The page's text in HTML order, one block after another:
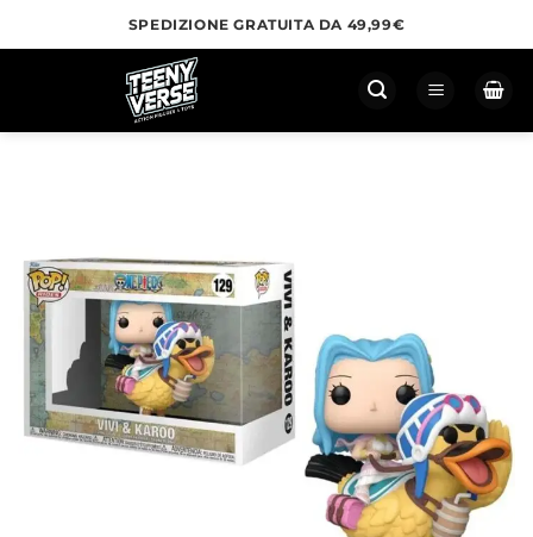
ai
SPEDIZIONE GRATUITA DA 49,99€